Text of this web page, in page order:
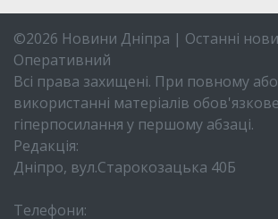
©2026 Новини Дніпра | Останні
Оперативний
Всі права захищені. При повному
використанні матеріалів
гіперпосилання у першому абзаці.
Редакція:
Дніпро, вул.Старокозацька 40Б
Телефони: